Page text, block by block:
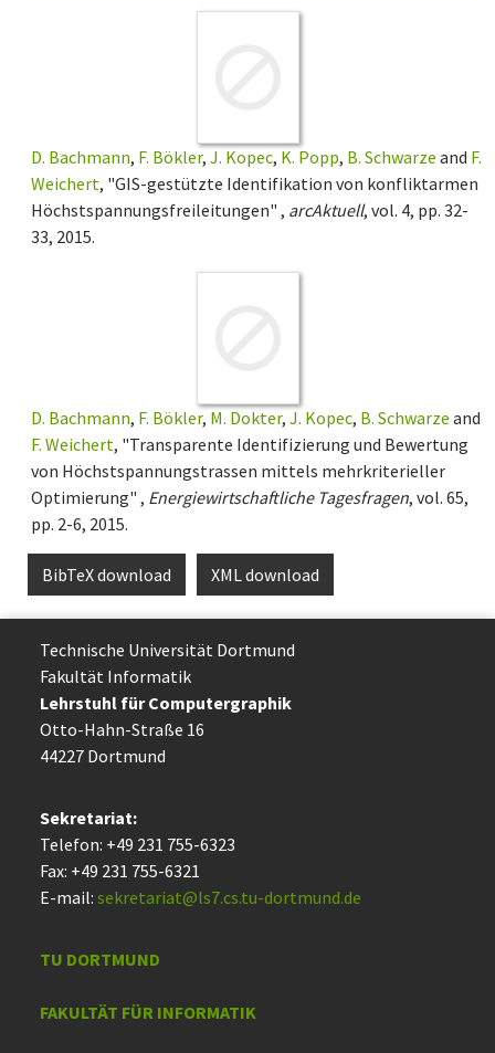
D. Bachmann, F. Bökler, J. Kopec, K. Popp, B. Schwarze and F.
Weichert, "GIS-gestützte Identifikation von konfliktarmen
Höchstspannungsfreileitungen" , arcAktuell, vol. 4, pp. 32-
33, 2015.
D. Bachmann, F. Bökler, M. Dokter, J. Kopec, B. Schwarze and
F. Weichert, "Transparente Identifizierung und Bewertung
von Höchstspannungstrassen mittels mehrkriterieller
Optimierung" , Energiewirtschaftliche Tagesfragen, vol. 65,
pp. 2-6, 2015.
BibTeX download XML download
Technische Uni­ver­si­tät Dort­mund
Fakultät Informatik
Lehrstuhl für Computergraphik
Otto-Hahn-Straße 16
44227 Dort­mund
Sekretariat:
Telefon: +49 231 755-6323
Fax: +49 231 755-6321
E-mail: sekretariat@ls7.cs.tu-dortmund.de
TU DORTMUND
FAKULTÄT FÜR INFORMATIK